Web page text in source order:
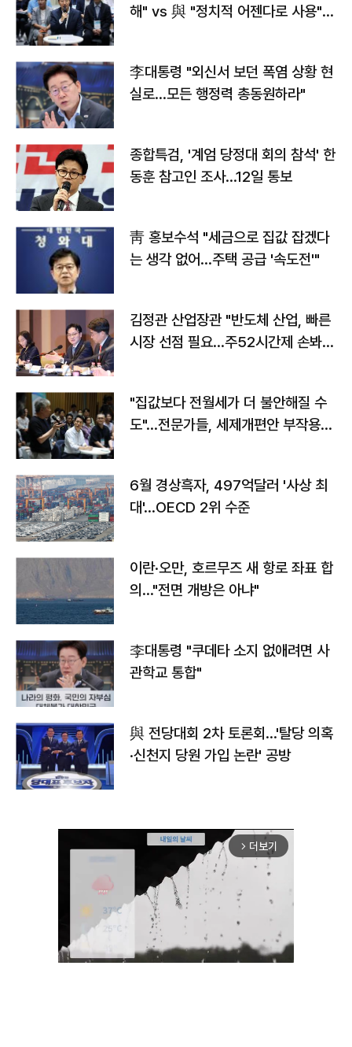
해" vs 與 "정치적 어젠다로 사용"
李대통령 "외신서 보던 폭염 상황 현
실로…모든 행정력 총동원하라"
종합특검, '계엄 당정대 회의 참석' 한
동훈 참고인 조사...12일 통보
靑 홍보수석 "세금으로 집값 잡겠다
는 생각 없어…주택 공급 '속도전'"
김정관 산업장관 "반도체 산업, 빠른
시장 선점 필요…주52시간제 손봐
"집값보다 전월세가 더 불안해질 수
도"…전문가들, 세제개편안 부작용
6월 경상흑자, 497억달러 '사상 최
대'…OECD 2위 수준
이란·오만, 호르무즈 새 항로 좌표 합
의…"전면 개방은 아냐"
李대통령 "쿠데타 소지 없애려면 사
관학교 통합"
與 전당대회 2차 토론회…'탈당 의혹
·신천지 당원 가입 논란' 공방
arrow_forward_ios 더보기